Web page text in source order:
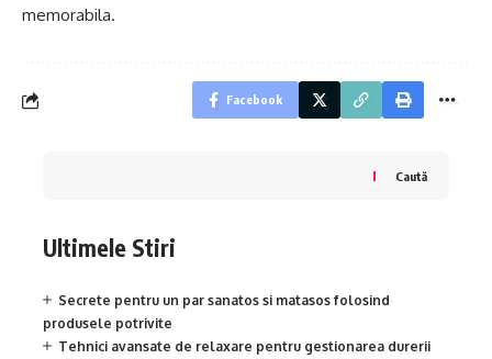
memorabila.
Facebook
Caută
Ultimele Stiri
Secrete pentru un par sanatos si matasos folosind
produsele potrivite
Tehnici avansate de relaxare pentru gestionarea durerii